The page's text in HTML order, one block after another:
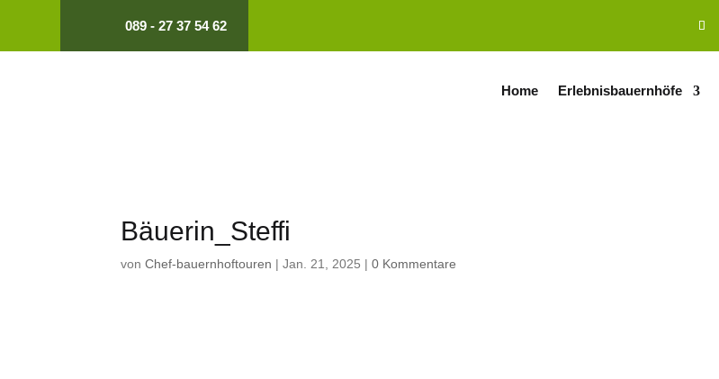
089 - 27 37 54 62
Home Erlebnisbauernhöfe
Bäuerin_Steffi
vonChef-bauernhoftouren |Jan. 21, 2025 |0 Kommentare